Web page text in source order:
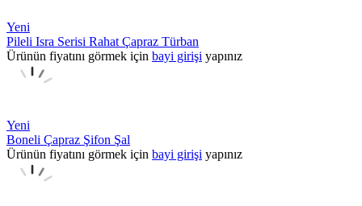
Yeni
Pileli Isra Serisi Rahat Çapraz Türban
Ürünün fiyatını görmek için bayi girişi yapınız
Yeni
Boneli Çapraz Şifon Şal
Ürünün fiyatını görmek için bayi girişi yapınız